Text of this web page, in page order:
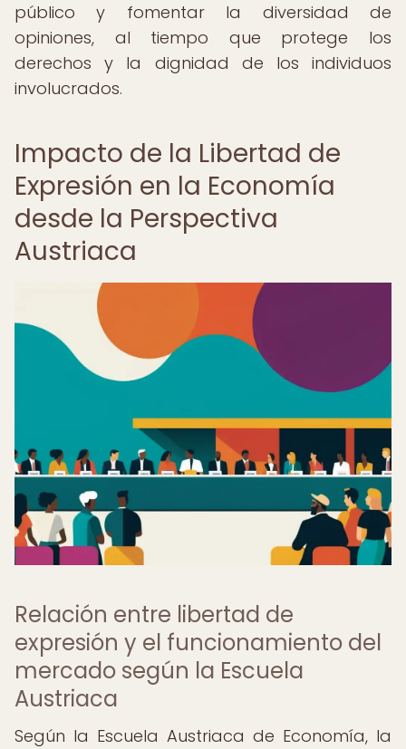
público y fomentar la diversidad de
opiniones, al tiempo que protege los
derechos y la dignidad de los individuos
involucrados.
Impacto de la Libertad de
Expresión en la Economía
desde la Perspectiva
Austriaca
Relación entre libertad de
expresión y el funcionamiento del
mercado según la Escuela
Austriaca
Según la Escuela Austriaca de Economía, la